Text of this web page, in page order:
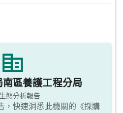
區養護工程分局
態分析報告
，快速洞悉此機關的《採購